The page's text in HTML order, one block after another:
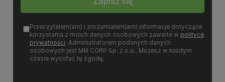
Przeczytałem(am) i zrozumiałem(am) informacje dotyczące
korzystania z moich danych osobowych zawarte w polityce
prywatności. Administratorem podanych danych
osobowych jest MM CORP Sp. z o.o.. Możesz w każdym
czasie wycofać tę zgodę.